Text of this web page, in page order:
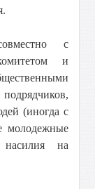
с
и
(иногда с
молодежные
насилия на